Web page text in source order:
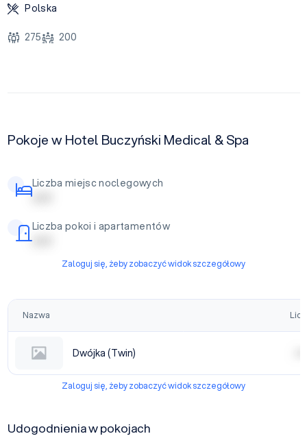
Polska
275 200
Pokoje w Hotel Buczyński Medical & Spa
Liczba miejsc noclegowych
| | | | |
Liczba pokoi i apartamentów
| | | | |
Zaloguj się, żeby zobaczyć widok szczegółowy
Nazwa
Dwójka (Twin)
Zaloguj się, żeby zobaczyć widok szczegółowy
Udogodnienia w pokojach